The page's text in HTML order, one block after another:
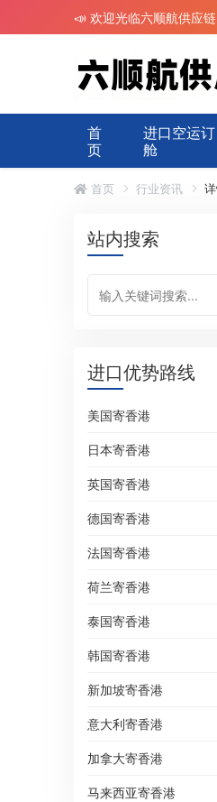
📣 欢迎光临六顺航供应
首
页
进口空运订
舱
首页 行业资讯
站内搜索
进口优势路线
美国寄香港
日本寄香港
英国寄香港
德国寄香港
法国寄香港
荷兰寄香港
泰国寄香港
韩国寄香港
新加坡寄香港
意大利寄香港
加拿大寄香港
马来西亚寄香港